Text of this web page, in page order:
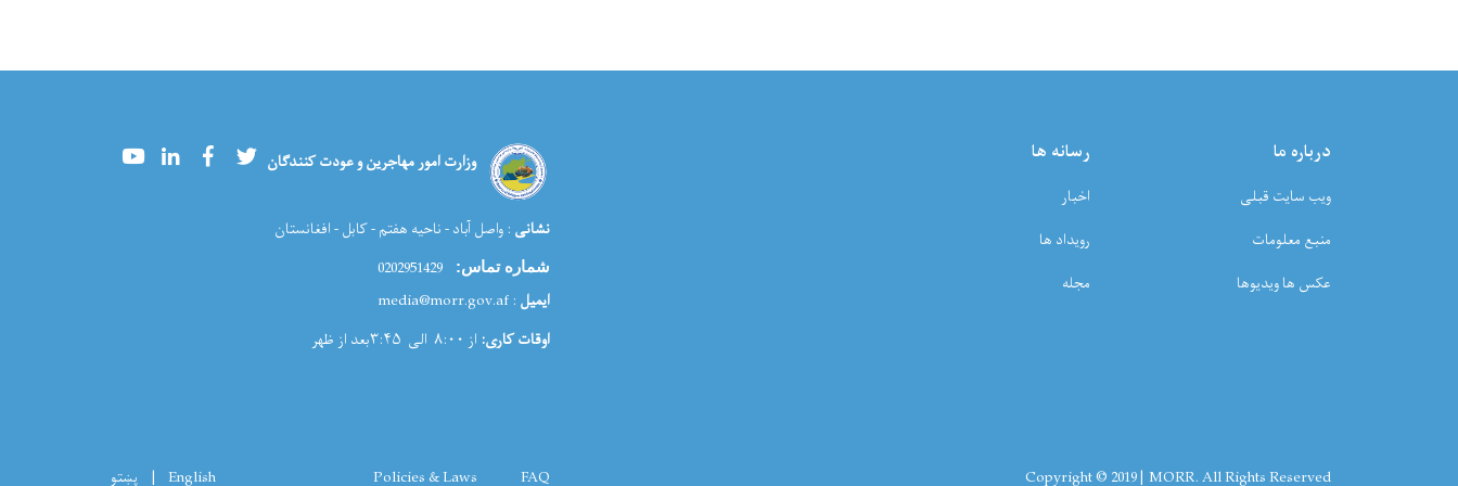
درباره ما
ویب سایت قبلی
منبع معلومات
عکس ها ویدیوها
رسانه ها
اخبار
رویداد ها
مجله
وزارت امور مهاجرین و عودت کنندگان YoutubeLinkedInFacebookTwitter
نشانی : واصل آباد - ناحیه هفتم - کابل - افغانستان
شماره تماس:
ایمیل : media@morr.gov.af
اوقات کاری: از ۸:۰۰ الی ۳:۴۵بعد از ظهر
Copyright © 2019 | MORR. All Rights Reserved
FAQ
Policies & Laws
English پښتو